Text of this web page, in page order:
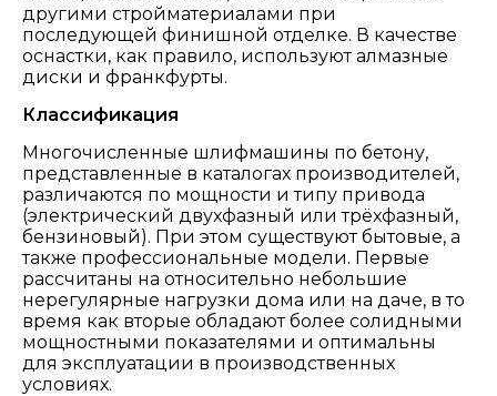
другими стройматериалами при
последующей финишной отделке. В качестве
оснастки, как правило, используют алмазные
диски и франкфурты.
Классификация
Многочисленные шлифмашины по бетону,
представленные в каталогах производителей,
различаются по мощности и типу привода
(электрический двухфазный или трёхфазный,
бензиновый). При этом существуют бытовые, а
также профессиональные модели. Первые
рассчитаны на относительно небольшие
нерегулярные нагрузки дома или на даче, в то
время как вторые обладают более солидными
мощностными показателями и оптимальны
для эксплуатации в производственных
условиях.